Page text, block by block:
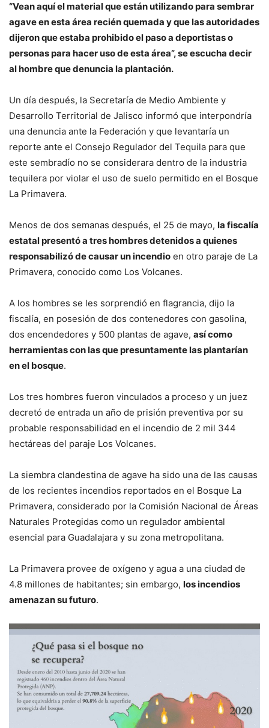
“Vean aquí el material que están utilizando para sembrar
agave en esta área recién quemada y que las autoridades
dijeron que estaba prohibido el paso a deportistas o
personas para hacer uso de esta área”, se escucha decir
al hombre que denuncia la plantación.
Un día después, la Secretaría de Medio Ambiente y
Desarrollo Territorial de Jalisco informó que interpondría
una denuncia ante la Federación y que levantaría un
reporte ante el Consejo Regulador del Tequila para que
este sembradío no se considerara dentro de la industria
tequilera por violar el uso de suelo permitido en el Bosque
La Primavera.
Menos de dos semanas después, el 25 de mayo, la fiscalía
estatal presentó a tres hombres detenidos a quienes
responsabilizó de causar un incendio en otro paraje de La
Primavera, conocido como Los Volcanes.
A los hombres se les sorprendió en flagrancia, dijo la
fiscalía, en posesión de dos contenedores con gasolina,
dos encendedores y 500 plantas de agave, así como
herramientas con las que presuntamente las plantarían
en el bosque.
Los tres hombres fueron vinculados a proceso y un juez
decretó de entrada un año de prisión preventiva por su
probable responsabilidad en el incendio de 2 mil 344
hectáreas del paraje Los Volcanes.
La siembra clandestina de agave ha sido una de las causas
de los recientes incendios reportados en el Bosque La
Primavera, considerado por la Comisión Nacional de Áreas
Naturales Protegidas como un regulador ambiental
esencial para Guadalajara y su zona metropolitana.
La Primavera provee de oxígeno y agua a una ciudad de
4.8 millones de habitantes; sin embargo, los incendios
amenazan su futuro.